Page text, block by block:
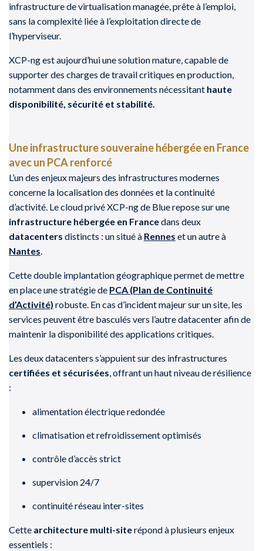
infrastructure de virtualisation managée, prête à l’emploi,
sans la complexité liée à l’exploitation directe de
l’hyperviseur.
XCP-ng est aujourd’hui une solution mature, capable de
supporter des charges de travail critiques en production,
notamment dans des environnements nécessitant haute
disponibilité, sécurité et stabilité.
Une infrastructure souveraine hébergée en France
avec un PCA renforcé
L’un des enjeux majeurs des infrastructures modernes
concerne la localisation des données et la continuité
d’activité. Le cloud privé XCP-ng de Blue repose sur une
infrastructure hébergée en Francedans deux
datacenters distincts : un situé à Rennes et un autre à
Nantes.
Cette double implantation géographique permet de mettre
en place une stratégie de PCA (Plan de Continuité
d’Activité) robuste. En cas d’incident majeur sur un site, les
services peuvent être basculés vers l’autre datacenter afin de
maintenir la disponibilité des applications critiques.
Les deux datacenters s’appuient sur des infrastructures
certifiées et sécurisées, offrant un haut niveau de résilience
:
alimentation électrique redondée
climatisation et refroidissement optimisés
contrôle d’accès strict
supervision 24/7
continuité réseau inter-sites
Cette architecture multi-siterépond à plusieurs enjeux
essentiels :